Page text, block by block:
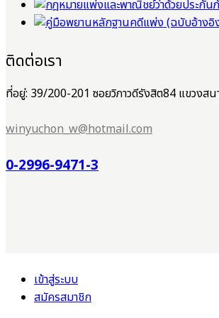
ติดต่อเรา
ที่อยู่: 39/200-201 ซอยวิภาวดีรังสิต84 แขวง
winyuchon_w@hotmail.com
0-2996-9471-3
เข้าสู่ระบบ
สมัครสมาชิก